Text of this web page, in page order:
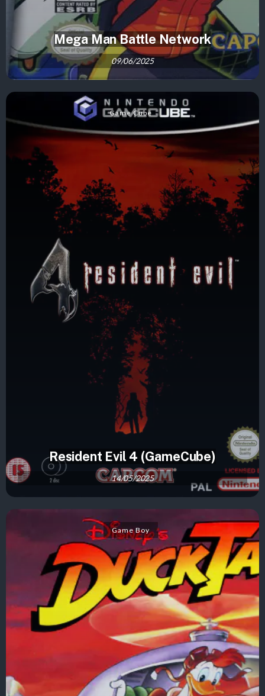
Mega Man Battle Network
09/06/2025
Game Cube
Resident Evil 4 (GameCube)
14/05/2025
Game Boy